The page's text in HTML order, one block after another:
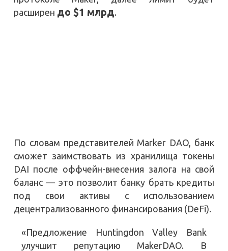
расширен до $1 млрд.
По словам представителей Marker DAO, банк
сможет заимствовать из хранилища токены
DAI после оффчейн-внесения залога на свой
баланс — это позволит банку брать кредиты
под свои активы с использованием
децентрализованного финансирования (DeFi).
«Предложение Huntingdon Valley Bank
улучшит репутацию MakerDAO. В